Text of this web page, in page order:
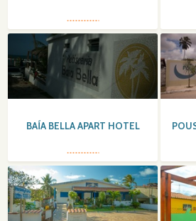
BAÍA BELLA APART HOTEL